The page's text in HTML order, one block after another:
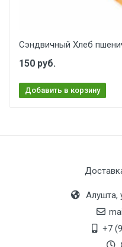
Сэндвичный Хлеб
150 руб.
Добавить в корзину
Алушта,
+7